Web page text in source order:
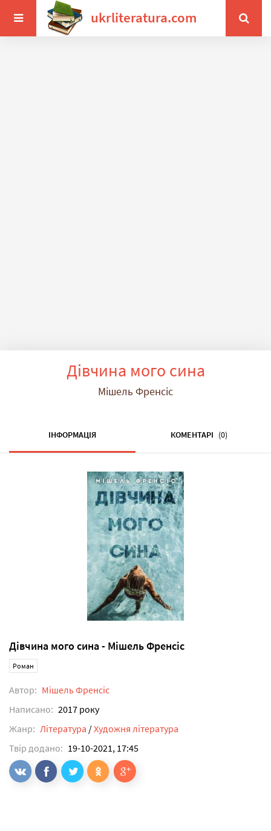
ukrliteratura.com
Дівчина мого сина
Мішель Френсіс
ІНФОРМАЦІЯ КОМЕНТАРІ (0)
Дівчина мого сина - Мішель Френсіс
Роман
Автор: Мішель Френсіс
Написано: 2017 року
Жанр: Література /Художня література
Твір додано: 19-10-2021, 17:45